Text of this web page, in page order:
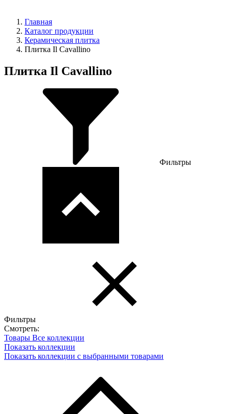
Главная
Каталог продукции
Керамическая плитка
Плитка Il Cavallino
Плитка Il Cavallino
Фильтры
Фильтры
Смотреть:
Товары Все коллекции
Показать коллекции
Показать коллекции с выбранными товарами